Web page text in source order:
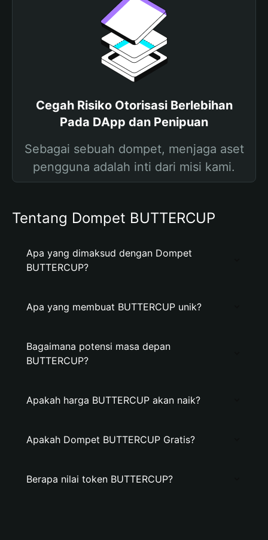
Cegah Risiko Otorisasi Berlebihan
Pada DApp dan Penipuan
Sebagai sebuah dompet, menjaga aset
pengguna adalah inti dari misi kami.
Tentang Dompet BUTTERCUP
Apa yang dimaksud dengan Dompet
BUTTERCUP?
Apa yang membuat BUTTERCUP unik?
Bagaimana potensi masa depan
BUTTERCUP?
Apakah harga BUTTERCUP akan naik?
Apakah Dompet BUTTERCUP Gratis?
Berapa nilai token BUTTERCUP?